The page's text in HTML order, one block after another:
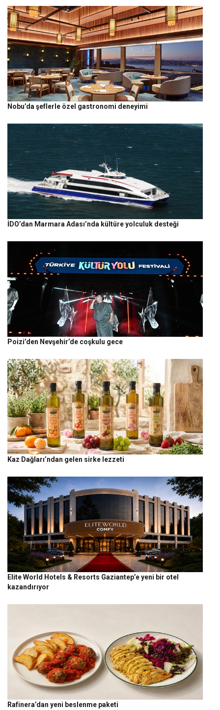
Nobu’da şeflerle özel gastronomi deneyimi
İDO’dan Marmara Adası’nda kültüre yolculuk desteği
Poizi’den Nevşehir’de coşkulu gece
Kaz Dağları’ndan gelen sirke lezzeti
Elite World Hotels & Resorts Gaziantep’e yeni bir otel
kazandırıyor
Rafinera’dan yeni beslenme paketi